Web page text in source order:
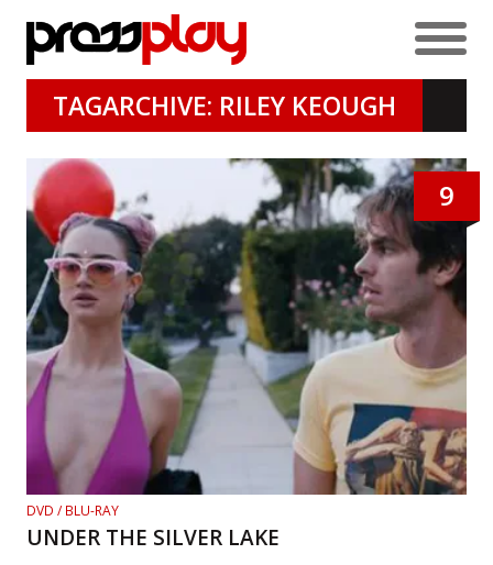
TAGARCHIVE: RILEY KEOUGH
9
DVD / BLU-RAY
UNDER THE SILVER LAKE